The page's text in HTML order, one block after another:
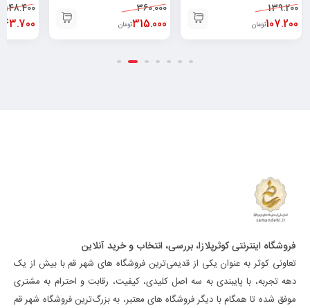
۶۲۶۰۴۸۲۵۲۰۰۲۹139.200
107.200تومان
360.000
315.000تومان
148.400
فروشگاه اینترنتی کوثرپلازا، بررسی، انتخاب و خرید آنلاین
تعاونی کوثر به عنوان یکی از قدیمی‌ترین فروشگاه های شهر قم با بیش از یک
دهه تجربه، با پایبندی به سه اصل کلیدی، کیفیت، رقابت و احترام به مشتری
موفق شده تا همگام با دیگر فروشگاه های معتبر، به بزرگ‌ترین فروشگاه شهر قم